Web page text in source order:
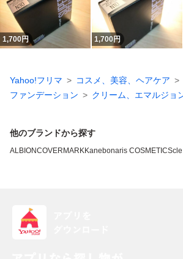
1,700円 1,700円
Yahoo!フリマ コスメ、美容、ヘアケア
ファンデーション
クリーム、エマルジョ
他のブランドから探す
ALBIONCOVERMARKKanebonaris COSMETICS